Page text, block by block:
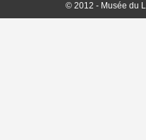
© 2012 - Musée du